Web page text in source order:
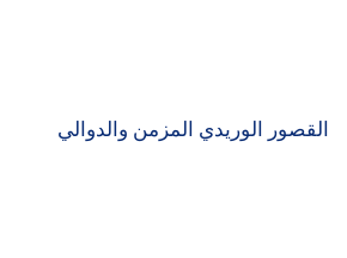
القصور الوريدي المزمن والدوالي